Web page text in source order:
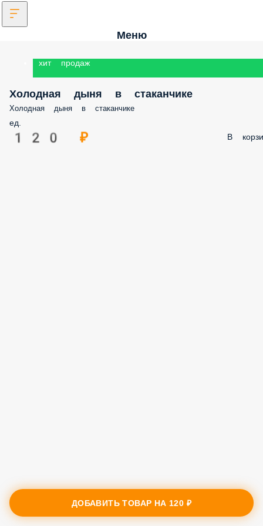
Меню
хит продаж
Холодная дыня в стаканчике
Холодная дыня в стаканчике
ед.
120 ₽ В
ДОБАВИТЬ ТОВАР НА 120 ₽